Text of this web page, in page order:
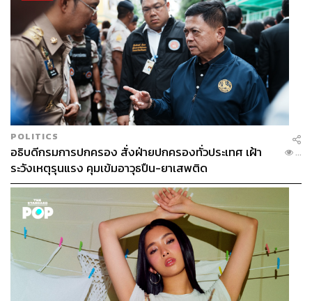
POLITICS
อธิบดีกรมการปกครอง สั่งฝ่ายปกครองทั่วประเทศ เฝ้า
ระวังเหตุรุนแรง คุมเข้มอาวุธปืน-ยาเสพติด
...